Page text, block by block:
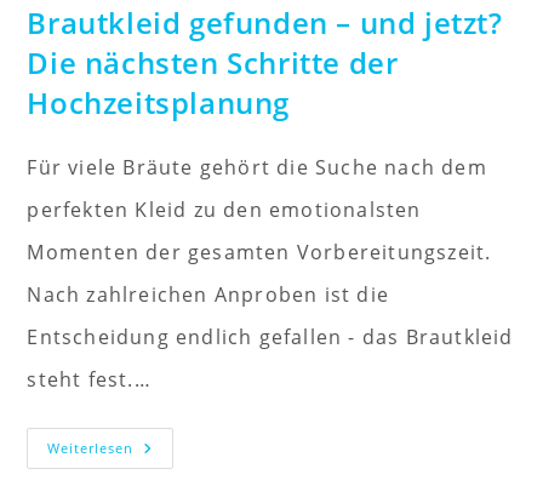
Brautkleid gefunden – und jetzt?
Die nächsten Schritte der
Hochzeitsplanung
Für viele Bräute gehört die Suche nach dem
perfekten Kleid zu den emotionalsten
Momenten der gesamten Vorbereitungszeit.
Nach zahlreichen Anproben ist die
Entscheidung endlich gefallen - das Brautkleid
steht fest.…
Weiterlesen Brautkleid
Gefunden